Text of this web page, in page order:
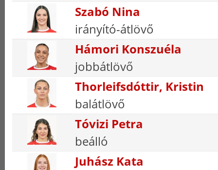
Szabó Nina
irányító-átlövő
Hámori Konszuéla
jobbátlövő
Thorleifsdóttir, Kristin
balátlövő
Tóvizi Petra
beálló
Juhász Kata